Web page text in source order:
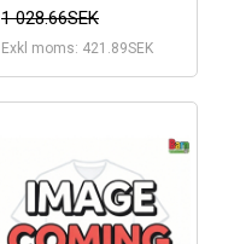
1 028.66SEK
Exkl moms: 421.89SEK